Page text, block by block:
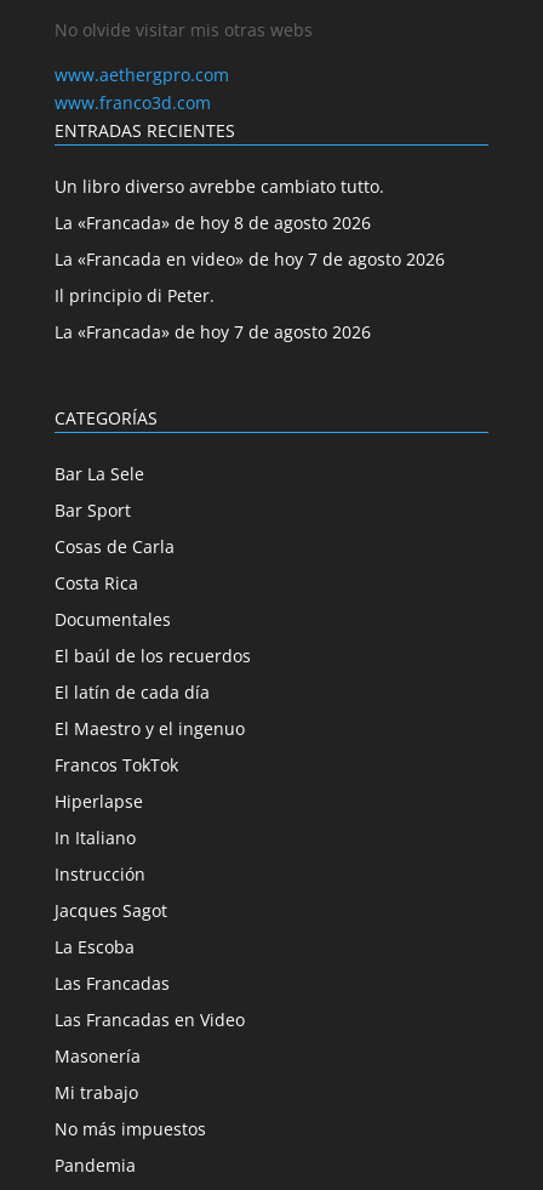
No olvide visitar mis otras webs
www.aethergpro.com
www.franco3d.com
ENTRADAS RECIENTES
Un libro diverso avrebbe cambiato tutto.
La «Francada» de hoy 8 de agosto 2026
La «Francada en video» de hoy 7 de agosto 2026
Il principio di Peter.
La «Francada» de hoy 7 de agosto 2026
CATEGORÍAS
Bar La Sele
Bar Sport
Cosas de Carla
Costa Rica
Documentales
El baúl de los recuerdos
El latín de cada día
El Maestro y el ingenuo
Francos TokTok
Hiperlapse
In Italiano
Instrucción
Jacques Sagot
La Escoba
Las Francadas
Las Francadas en Video
Masonería
Mi trabajo
No más impuestos
Pandemia